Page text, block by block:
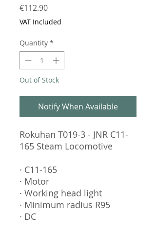
€112.90Price
VAT Included
Quantity *
Out of Stock
Notify When Available
Rokuhan T019-3 - JNR C11-
165 Steam Locomotive
· C11-165
· Motor
· Working head light
· Minimum radius R95
· DC